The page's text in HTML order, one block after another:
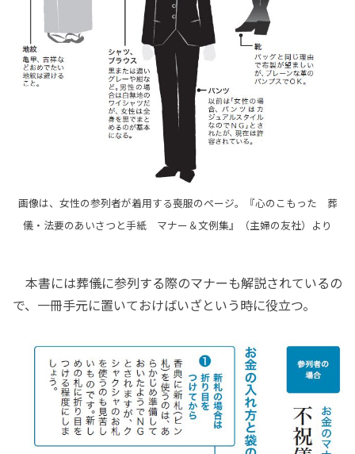
画像は、女性の参列者が着用する喪服のページ。『心のこもった 葬
儀・法要のあいさつと手紙 マナー＆文例集』（主婦の友社）より
本書には葬儀に参列する際のマナーも解説されているの
で、一冊手元に置いておけばいざという時に役立つ。